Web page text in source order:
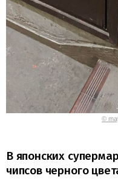
©
В японских
чипсов черного